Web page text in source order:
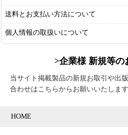
送料とお支払い方法について
個人情報の取扱いについて
>企業様 新規等の
当サイト掲載製品の新規お取引や出
合わせはこちらからお願いいたします
HOME